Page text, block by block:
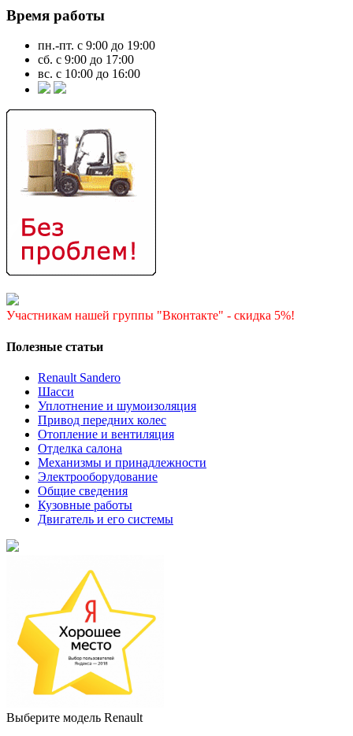
Время работы
пн.-пт. с 9:00 до 19:00
сб. с 9:00 до 17:00
вс. с 10:00 до 16:00
Участникам нашей группы "Вконтакте" - скидка 5%!
Полезные статьи
Renault Sandero
Шасси
Уплотнение и шумоизоляция
Привод передних колес
Отопление и вентиляция
Отделка салона
Механизмы и принадлежности
Электрооборудование
Общие сведения
Кузовные работы
Двигатель и его системы
Выберите модель Renault